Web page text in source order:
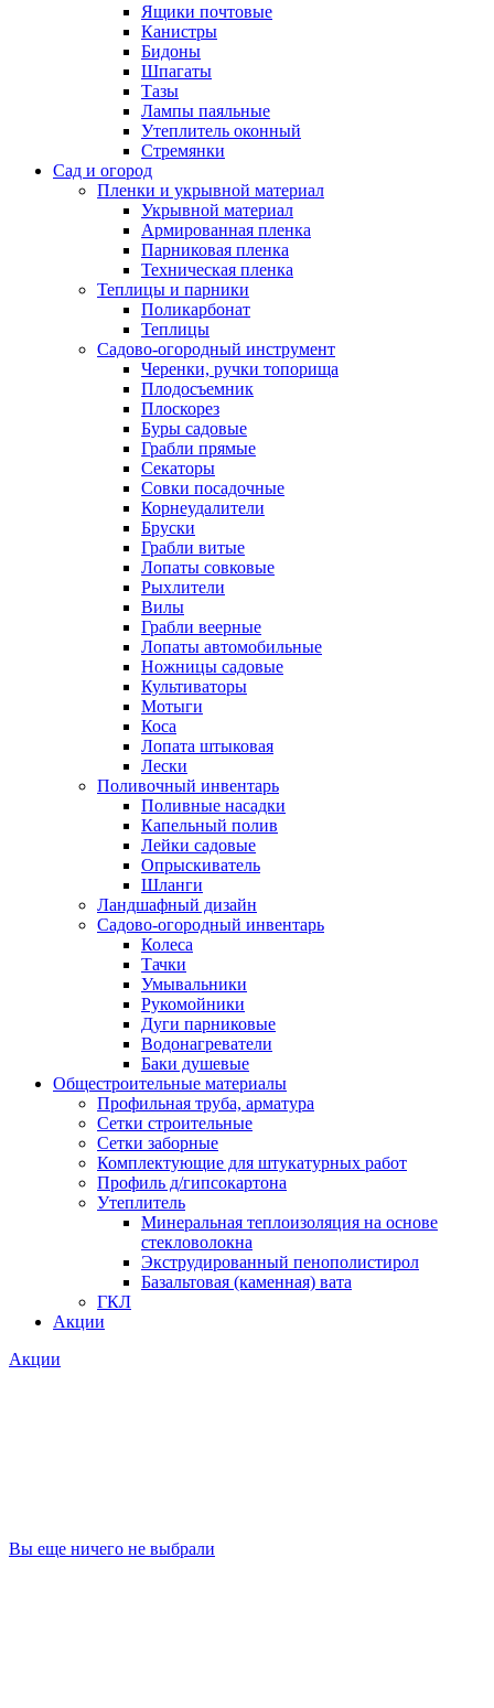
Ящики почтовые
Канистры
Бидоны
Шпагаты
Тазы
Лампы паяльные
Утеплитель оконный
Стремянки
Сад и огород
Пленки и укрывной материал
Укрывной материал
Армированная пленка
Парниковая пленка
Техническая пленка
Теплицы и парники
Поликарбонат
Теплицы
Садово-огородный инструмент
Черенки, ручки топорища
Плодосъемник
Плоскорез
Буры садовые
Грабли прямые
Секаторы
Совки посадочные
Корнеудалители
Бруски
Грабли витые
Лопаты совковые
Рыхлители
Вилы
Грабли веерные
Лопаты автомобильные
Ножницы садовые
Культиваторы
Мотыги
Коса
Лопата штыковая
Лески
Поливочный инвентарь
Поливные насадки
Капельный полив
Лейки садовые
Опрыскиватель
Шланги
Ландшафный дизайн
Садово-огородный инвентарь
Колеса
Тачки
Умывальники
Рукомойники
Дуги парниковые
Водонагреватели
Баки душевые
Общестроительные материалы
Профильная труба, арматура
Сетки строительные
Сетки заборные
Комплектующие для штукатурных работ
Профиль д/гипсокартона
Утеплитель
Минеральная теплоизоляция на основе
стекловолокна
Экструдированный пенополистирол
Базальтовая (каменная) вата
ГКЛ
Акции
Акции
Вы еще ничего не выбрали